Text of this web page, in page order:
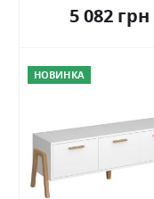
5 082 грн
НОВИНКА